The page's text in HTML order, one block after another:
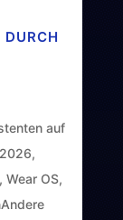
auf
OS,